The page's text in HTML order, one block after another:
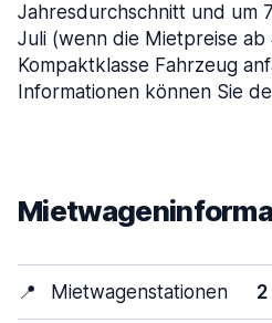
Jahresdurchschnitt und um
Juli (wenn die Mietpreise
Kompaktklasse Fahrzeug
Informationen können Sie
📍 Mietwagenstationen 2